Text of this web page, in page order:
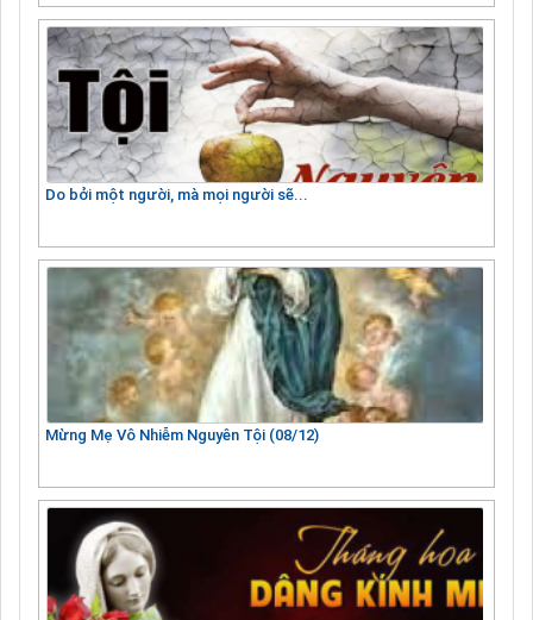
Do bởi một người, mà mọi người sẽ...
Mừng Mẹ Vô Nhiễm Nguyên Tội (08/12)